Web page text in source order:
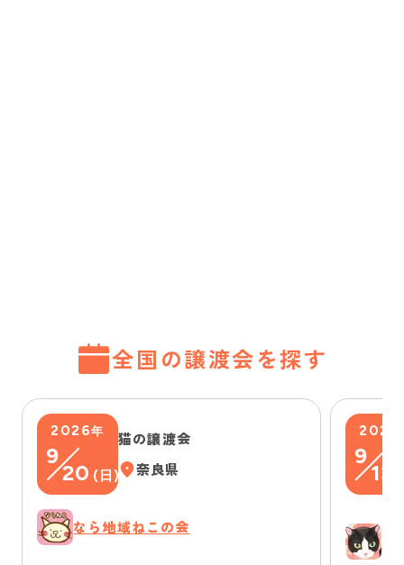
全国の譲渡会を探す
2026年
9
20 ( 日)
猫の譲渡会
奈良県
なら地域ねこの会
2026
9
13
ゆ